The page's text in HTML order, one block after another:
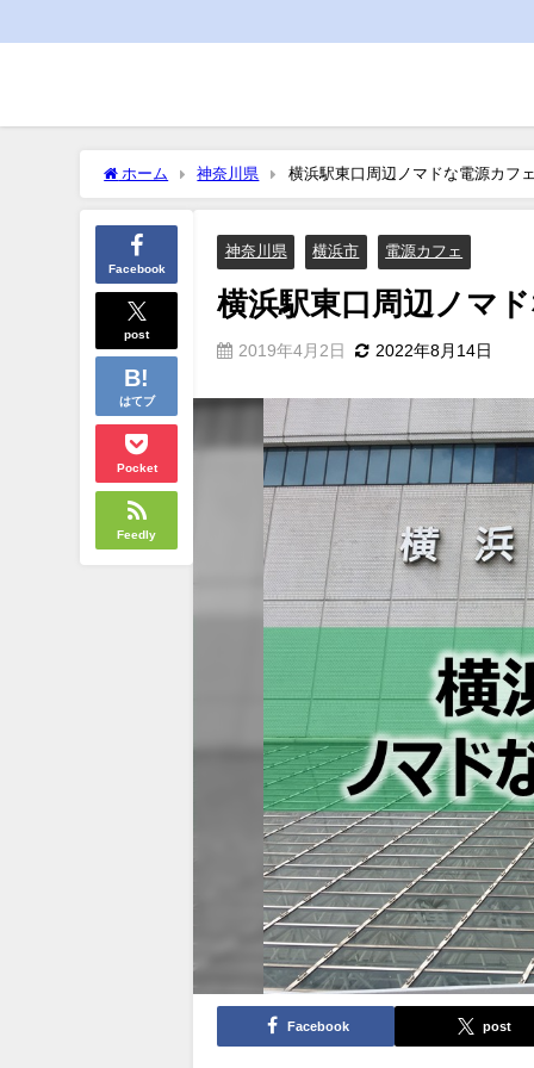
ホーム 神奈川県 横浜駅東口周辺ノマドな電源カフ
Facebook
post
はてブ
Pocket
Feedly
神奈川県 横浜市 電源カフェ
横浜駅東口周辺ノマ
2019年4月2日 2022年8月14日
Facebook post